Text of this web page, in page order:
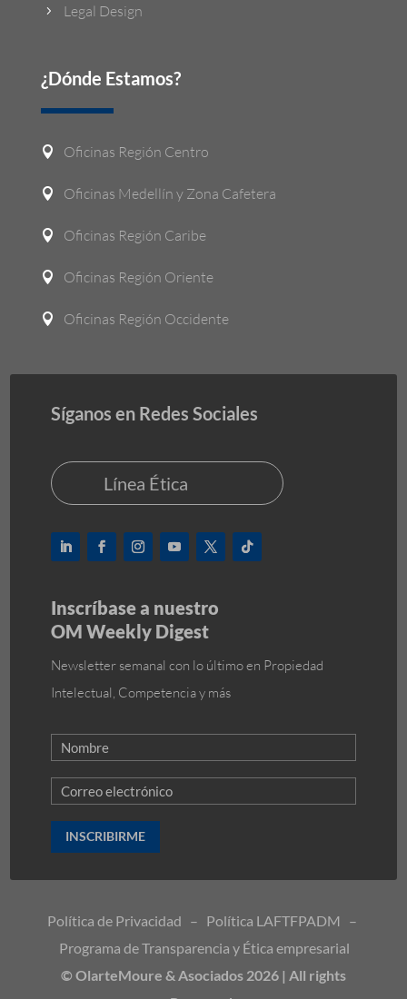
5 Legal Design
¿Dónde Estamos?
 Oficinas Región Centro
 Oficinas Medellín y Zona Cafetera
 Oficinas Región Caribe
 Oficinas Región Oriente
 Oficinas Región Occidente
Síganos en Redes Sociales
Línea Ética
Inscríbase a nuestro
OM Weekly Digest
Newsletter semanal con lo último en Propiedad
Intelectual, Competencia y más
INSCRIBIRME
Política de Privacidad – Política LAFTFPADM –
Programa de Transparencia y Ética empresarial
© OlarteMoure & Asociados 2026 | All rights